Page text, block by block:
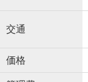
交通
価格